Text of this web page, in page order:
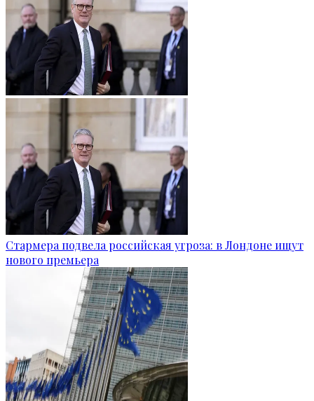
Стармера подвела российская угроза: в Лондоне ищут
нового премьера